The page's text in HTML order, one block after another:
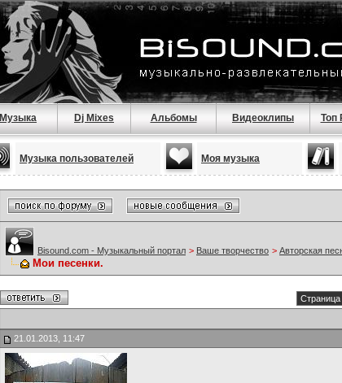
Музыка Dj Mixes Альбомы Видеоклипы Топ
Музыка пользователей Моя музыка
Bisound.com - Музыкальный портал > Ваше творчество > Авторская
Мои песенки.
Страница
21.01.2013, 11:47